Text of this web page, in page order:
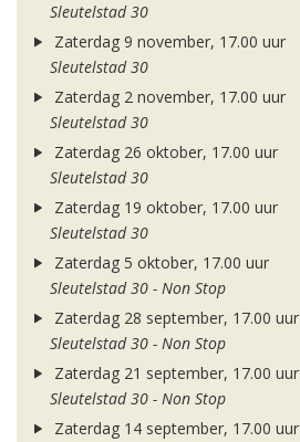
Sleutelstad 30
Zaterdag 9 november, 17.00 uur
Sleutelstad 30
Zaterdag 2 november, 17.00 uur
Sleutelstad 30
Zaterdag 26 oktober, 17.00 uur
Sleutelstad 30
Zaterdag 19 oktober, 17.00 uur
Sleutelstad 30
Zaterdag 5 oktober, 17.00 uur
Sleutelstad 30 - Non Stop
Zaterdag 28 september, 17.00 uur
Sleutelstad 30 - Non Stop
Zaterdag 21 september, 17.00 uur
Sleutelstad 30 - Non Stop
Zaterdag 14 september, 17.00 uur